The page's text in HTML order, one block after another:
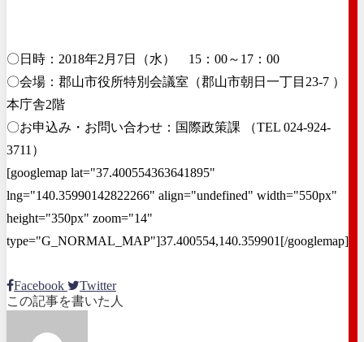
〇日時：2018年2月7日（水） 15：00～17：00
〇会場：郡山市役所特別会議室（郡山市朝日一丁目23-7 ）
本庁舎2階
〇お申込み・お問い合わせ：国際政策課 （TEL 024-924-
3711）
[googlemap lat="37.400554363641895"
lng="140.35990142822266" align="undefined" width="550px"
height="350px" zoom="14"
type="G_NORMAL_MAP"]37.400554,140.359901[/googlemap]
Facebook
Twitter
この記事を書いた人